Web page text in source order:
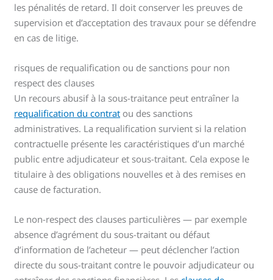
les pénalités de retard. Il doit conserver les preuves de
supervision et d’acceptation des travaux pour se défendre
en cas de litige.
risques de requalification ou de sanctions pour non
respect des clauses
Un recours abusif à la sous-traitance peut entraîner la
requalification du contrat ou des sanctions
administratives. La requalification survient si la relation
contractuelle présente les caractéristiques d’un marché
public entre adjudicateur et sous-traitant. Cela expose le
titulaire à des obligations nouvelles et à des remises en
cause de facturation.
Le non-respect des clauses particulières — par exemple
absence d’agrément du sous-traitant ou défaut
d’information de l’acheteur — peut déclencher l’action
directe du sous-traitant contre le pouvoir adjudicateur ou